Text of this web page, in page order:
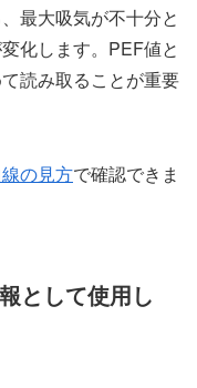
最大吸気が不十分と
化します。PEF値と
読み取ることが重要
の見方で確認できま
として使用し